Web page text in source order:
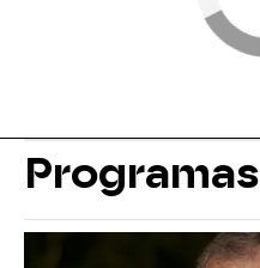
Programas